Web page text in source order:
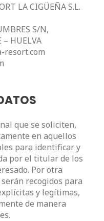
LA CIGÜEÑA S.L.
S/N,
– HUELVA
resort.com
que se soliciten,
en aquellos
para identificar y
por el titular de los
Por otra
recogidos para
y legítimas,
de manera